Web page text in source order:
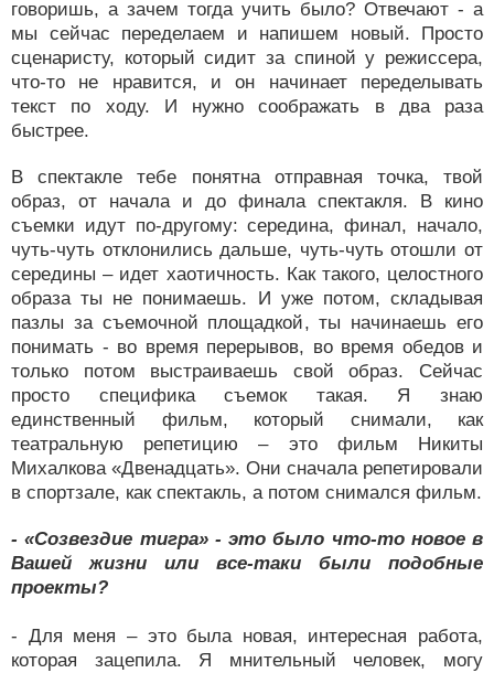
говоришь, а зачем тогда учить было? Отвечают - а
мы сейчас переделаем и напишем новый. Просто
сценаристу, который сидит за спиной у режиссера,
что-то не нравится, и он начинает переделывать
текст по ходу. И нужно соображать в два раза
быстрее.
В спектакле тебе понятна отправная точка, твой
образ, от начала и до финала спектакля. В кино
съемки идут по-другому: середина, финал, начало,
чуть-чуть отклонились дальше, чуть-чуть отошли от
середины – идет хаотичность. Как такого, целостного
образа ты не понимаешь. И уже потом, складывая
пазлы за съемочной площадкой, ты начинаешь его
понимать - во время перерывов, во время обедов и
только потом выстраиваешь свой образ. Сейчас
просто специфика съемок такая. Я знаю
единственный фильм, который снимали, как
театральную репетицию – это фильм Никиты
Михалкова «Двенадцать». Они сначала репетировали
в спортзале, как спектакль, а потом снимался фильм.
- «Созвездие тигра» - это было что-то новое в
Вашей жизни или все-таки были подобные
проекты?
- Для меня – это была новая, интересная работа,
которая зацепила. Я мнительный человек, могу